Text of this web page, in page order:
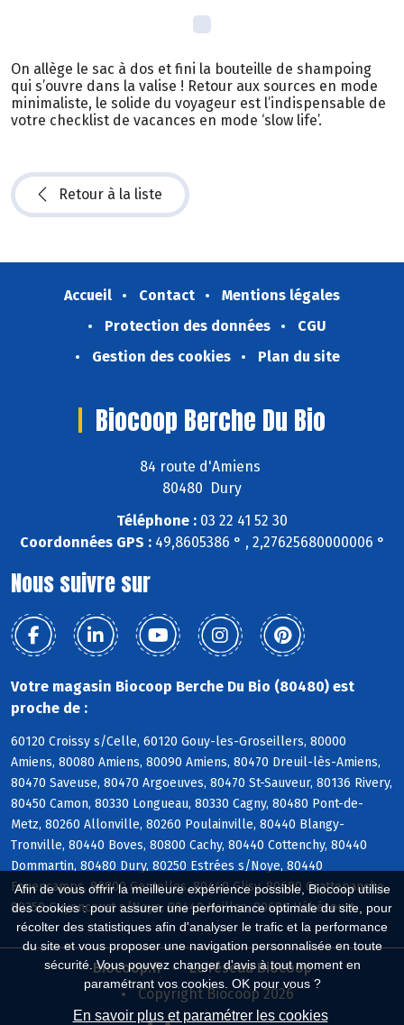
Afin de vous offrir la meilleure expérience possible, Biocoop utilise
des cookies : pour assurer une performance optimale du site, pour
récolter des statistiques afin d'analyser le trafic et la performance
du site et vous proposer une navigation personnalisée en toute
sécurité. Vous pouvez changer d'avis à tout moment en
paramétrant vos cookies. OK pour vous ?
En savoir plus et paramétrer les cookies
On allège le sac à dos et fini la bouteille de shampoing
qui s’ouvre dans la valise ! Retour aux sources en mode
minimaliste, le solide du voyageur est l’indispensable de
votre checklist de vacances en mode ‘slow life’.
Retour à la liste
Accueil Contact
Mentions légales
Protection des données
CGU
Gestion des cookies
Plan du site
Biocoop Berche Du Bio
84 route d'Amiens
80480 Dury
Téléphone : 03 22 41 52 30
Coordonnées GPS :49,8605386 ° , 2,27625680000006 °
Nous suivre sur
Votre magasin Biocoop Berche Du Bio (80480) est
proche de :
60120 Croissy s/Celle, 60120 Gouy-les-Groseillers, 80000
Amiens, 80080 Amiens, 80090 Amiens, 80470 Dreuil-lès-Amiens,
80470 Saveuse, 80470 Argoeuves, 80470 St-Sauveur, 80136 Rivery,
80450 Camon, 80330 Longueau, 80330 Cagny, 80480 Pont-de-
Metz, 80260 Allonville, 80260 Poulainville, 80440 Blangy-
Tronville, 80440 Boves, 80800 Cachy, 80440 Cottenchy, 80440
Dommartin, 80480 Dury, 80250 Estrées s/Noye, 80440
Fouencamps, 80800 Gentelles, 80440 Glisy, 80680 Grattepanche,
80250 Guyencourt s/Noye, 80440 Hailles, 80680 Hébécourt
Biocoop.fr
Le réseau Biocoop
Copyright Biocoop 2026